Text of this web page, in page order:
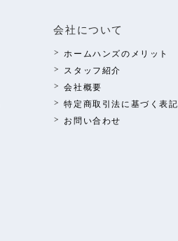
会社について
ホームハンズのメリット
スタッフ紹介
会社概要
特定商取引法に基づく表記
お問い合わせ